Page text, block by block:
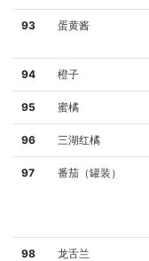
93 蛋黄酱
94 橙子
95 蜜橘
96 三湖红橘
97 番茄（罐装）
98 龙舌兰